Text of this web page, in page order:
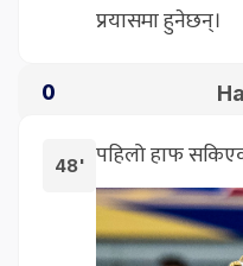
प्रयासमा हुनेछन्।
0
48' पहिलो हाफ